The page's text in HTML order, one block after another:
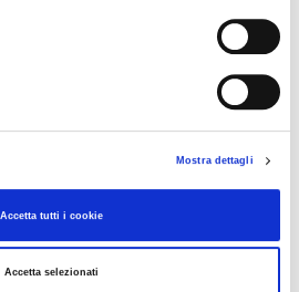
Mostra dettagli
Accetta tutti i cookie
Accetta selezionati
class="project-detail__back-
<i class="icon-solid icon-
detail__title-